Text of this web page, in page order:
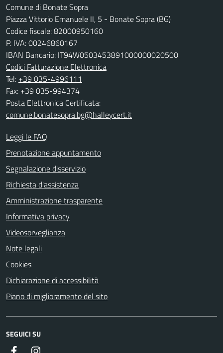
Comune di Bonate Sopra
Piazza Vittorio Emanuele II, 5 - Bonate Sopra (BG)
Codice fiscale: 82000950160
P. IVA: 00246860167
IBAN Bancario: IT94W0503453891000000020500
Codici Fatturazione Elettronica
Tel: +39 035-4996111
Fax: +39 035-994374
Posta Elettronica Certificata:
comune.bonatesopra.bg@halleycert.it
Leggi le FAQ
Prenotazione appuntamento
Segnalazione disservizio
Richiesta d'assistenza
Amministrazione trasparente
Informativa privacy
Videosorveglianza
Note legali
Cookies
Dichiarazione di accessibilità
Piano di miglioramento del sito
SEGUICI SU
Facebook